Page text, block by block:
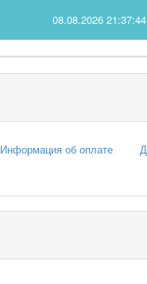
08.08.2026
Информация об оплате